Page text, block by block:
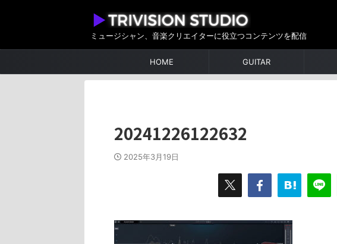
ミュージシャン、音楽クリエイターに役立つコンテンツを配信
HOME GUITAR
20241226122632
2025年3月19日